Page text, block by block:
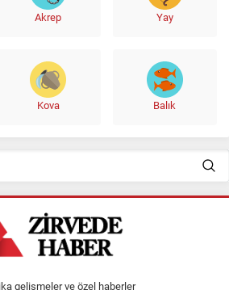
Akrep Yay
Kova Balık
gelişmeler ve özel haberler